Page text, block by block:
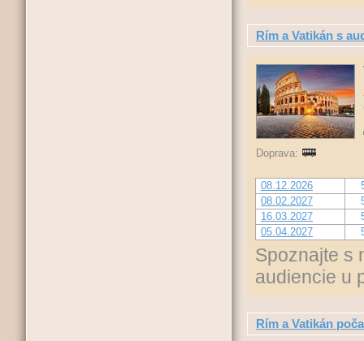
Rím a Vatikán s
Doprava:
08.12.2026
08.02.2027
16.03.2027
05.04.2027
Spoznajte s
audiencie u
Rím a Vatikán